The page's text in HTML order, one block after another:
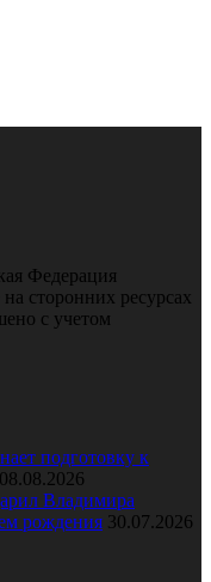
Федерация
сторонних ресурсах
с учетом
подготовку к
08.08.2026
Владимира
рождения 30.07.2026